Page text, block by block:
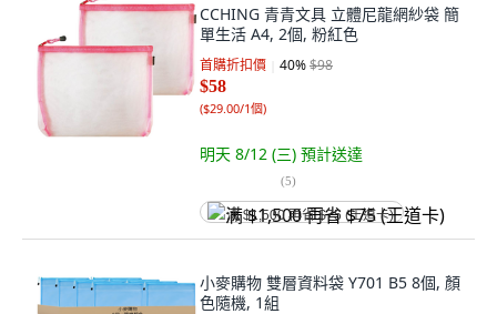
CCHING 青青文具 立體尼龍網紗袋 簡
單生活 A4, 2個, 粉紅色
首購折扣價 40%$98
$58
($29.00/1個)
明天 8/12 (三) 預計送達
(5)
满 $1,500 再省 $75 (王道卡)
小麥購物 雙層資料袋 Y701 B5 8個, 顏
色隨機, 1組